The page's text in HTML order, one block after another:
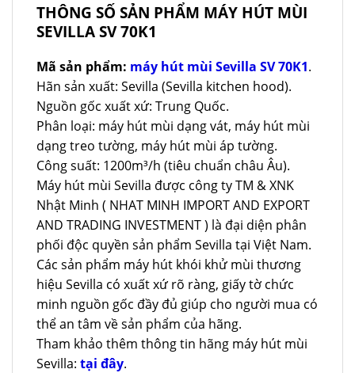
THÔNG SỐ SẢN PHẨM MÁY HÚT MÙI
SEVILLA SV 70K1
Mã sản phẩm: máy hút mùi Sevilla SV 70K1.
Hãn sản xuất: Sevilla (Sevilla kitchen hood).
Nguồn gốc xuất xứ: Trung Quốc.
Phân loại: máy hút mùi dạng vát, máy hút mùi
dạng treo tường, máy hút mùi áp tường.
Công suất: 1200m³/h (tiêu chuẩn châu Âu).
Máy hút mùi Sevilla được công ty TM & XNK
Nhật Minh ( NHAT MINH IMPORT AND EXPORT
AND TRADING INVESTMENT ) là đại diện phân
phối độc quyền sản phẩm Sevilla tại Việt Nam.
Các sản phẩm máy hút khói khử mùi thương
hiệu Sevilla có xuất xứ rõ ràng, giấy tờ chức
minh nguồn gốc đầy đủ giúp cho người mua có
thể an tâm về sản phẩm của hãng.
Tham khảo thêm thông tin hãng máy hút mùi
Sevilla: tại đây.